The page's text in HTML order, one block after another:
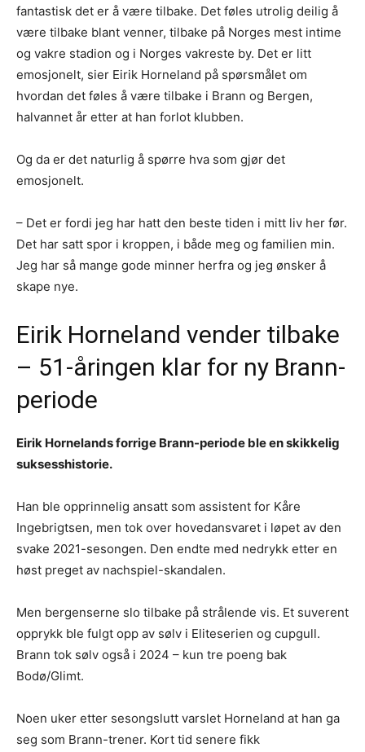
fantastisk det er å være tilbake. Det føles utrolig deilig å
være tilbake blant venner, tilbake på Norges mest intime
og vakre stadion og i Norges vakreste by. Det er litt
emosjonelt, sier Eirik Horneland på spørsmålet om
hvordan det føles å være tilbake i Brann og Bergen,
halvannet år etter at han forlot klubben.
Og da er det naturlig å spørre hva som gjør det
emosjonelt.
– Det er fordi jeg har hatt den beste tiden i mitt liv her før.
Det har satt spor i kroppen, i både meg og familien min.
Jeg har så mange gode minner herfra og jeg ønsker å
skape nye.
Eirik Horneland vender tilbake
– 51-åringen klar for ny Brann-
periode
Eirik Hornelands forrige Brann-periode ble en skikkelig
suksesshistorie.
Han ble opprinnelig ansatt som assistent for Kåre
Ingebrigtsen, men tok over hovedansvaret i løpet av den
svake 2021-sesongen. Den endte med nedrykk etter en
høst preget av nachspiel-skandalen.
Men bergenserne slo tilbake på strålende vis. Et suverent
opprykk ble fulgt opp av sølv i Eliteserien og cupgull.
Brann tok sølv også i 2024 – kun tre poeng bak
Bodø/Glimt.
Noen uker etter sesongslutt varslet Horneland at han ga
seg som Brann-trener. Kort tid senere fikk